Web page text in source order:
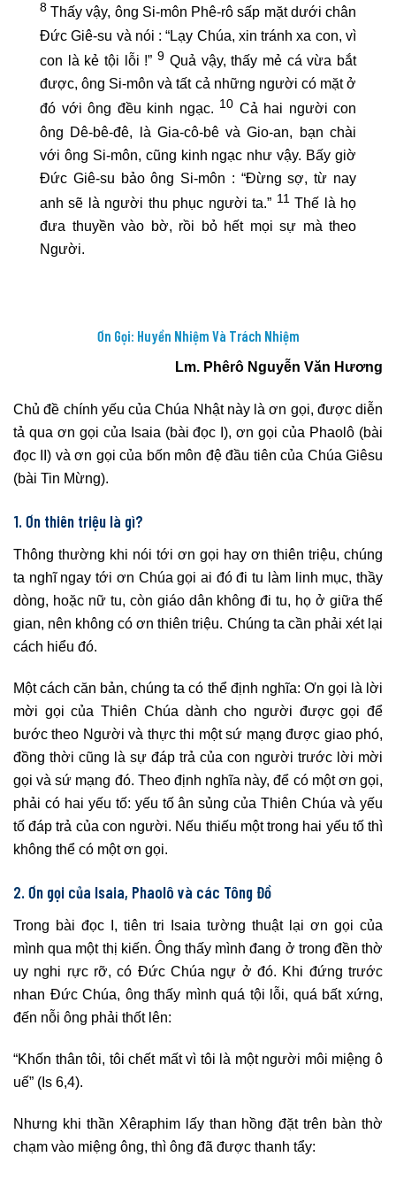
8 Thấy vậy, ông Si-môn Phê-rô sấp mặt dưới chân
Đức Giê-su và nói : “Lạy Chúa, xin tránh xa con, vì
con là kẻ tội lỗi !” 9 Quả vậy, thấy mẻ cá vừa bắt
được, ông Si-môn và tất cả những người có mặt ở
đó với ông đều kinh ngạc. 10 Cả hai người con
ông Dê-bê-đê, là Gia-cô-bê và Gio-an, bạn chài
với ông Si-môn, cũng kinh ngạc như vậy. Bấy giờ
Đức Giê-su bảo ông Si-môn : “Đừng sợ, từ nay
anh sẽ là người thu phục người ta.” 11 Thế là họ
đưa thuyền vào bờ, rồi bỏ hết mọi sự mà theo
Người.
Ơn Gọi: Huyền Nhiệm Và Trách Nhiệm
Lm. Phêrô Nguyễn Văn Hương
Chủ đề chính yếu của Chúa Nhật này là ơn gọi, được diễn
tả qua ơn gọi của Isaia (bài đọc I), ơn gọi của Phaolô (bài
đọc II) và ơn gọi của bốn môn đệ đầu tiên của Chúa Giêsu
(bài Tin Mừng).
1. Ơn thiên triệu là gì?
Thông thường khi nói tới ơn gọi hay ơn thiên triệu, chúng
ta nghĩ ngay tới ơn Chúa gọi ai đó đi tu làm linh mục, thầy
dòng, hoặc nữ tu, còn giáo dân không đi tu, họ ở giữa thế
gian, nên không có ơn thiên triệu. Chúng ta cần phải xét lại
cách hiểu đó.
Một cách căn bản, chúng ta có thể định nghĩa: Ơn gọi là lời
mời gọi của Thiên Chúa dành cho người được gọi để
bước theo Người và thực thi một sứ mạng được giao phó,
đồng thời cũng là sự đáp trả của con người trước lời mời
gọi và sứ mạng đó. Theo định nghĩa này, để có một ơn gọi,
phải có hai yếu tố: yếu tố ân sủng của Thiên Chúa và yếu
tố đáp trả của con người. Nếu thiếu một trong hai yếu tố thì
không thể có một ơn gọi.
2. Ơn gọi của Isaia, Phaolô và các Tông Đồ
Trong bài đọc I, tiên tri Isaia tường thuật lại ơn gọi của
mình qua một thị kiến. Ông thấy mình đang ở trong đền thờ
uy nghi rực rỡ, có Đức Chúa ngự ở đó. Khi đứng trước
nhan Đức Chúa, ông thấy mình quá tội lỗi, quá bất xứng,
đến nỗi ông phải thốt lên:
“Khốn thân tôi, tôi chết mất vì tôi là một người môi miệng ô
uế” (Is 6,4).
Nhưng khi thần Xêraphim lấy than hồng đặt trên bàn thờ
chạm vào miệng ông, thì ông đã được thanh tẩy: